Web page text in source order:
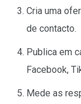
Cria uma
de contacto.
Publica em
Facebook,
Mede as